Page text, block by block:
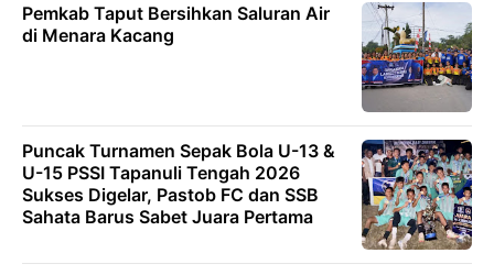
Pemkab Taput Bersihkan Saluran Air
di Menara Kacang
Puncak Turnamen Sepak Bola U-13 &
U-15 PSSI Tapanuli Tengah 2026
Sukses Digelar, Pastob FC dan SSB
Sahata Barus Sabet Juara Pertama